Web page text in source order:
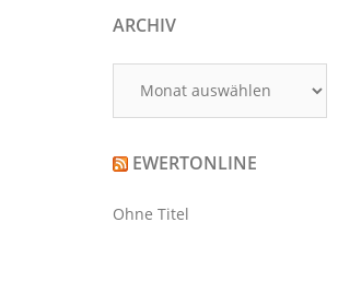
ARCHIV
EWERTONLINE
Ohne Titel